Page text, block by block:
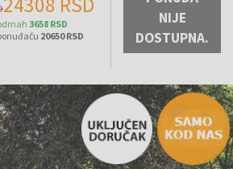
3658 RSD
20650 RSD
NIJE
DOSTUPNA.